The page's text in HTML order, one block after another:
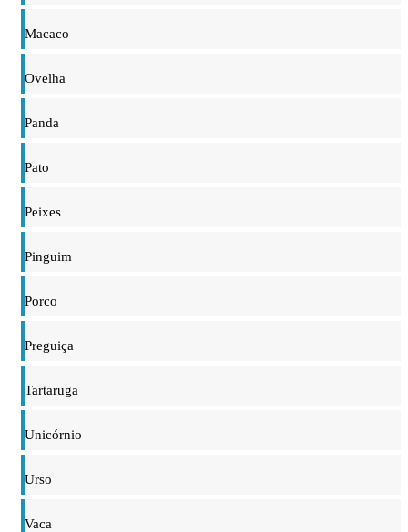
Macaco
Ovelha
Panda
Pato
Peixes
Pinguim
Porco
Preguiça
Tartaruga
Unicórnio
Urso
Vaca